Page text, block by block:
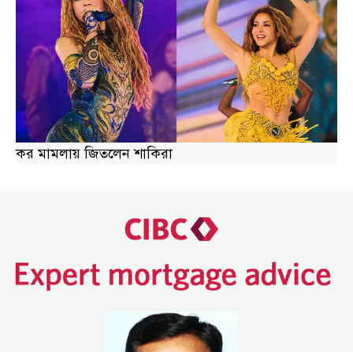
কর মামলায় জিতলেন শাকিরা